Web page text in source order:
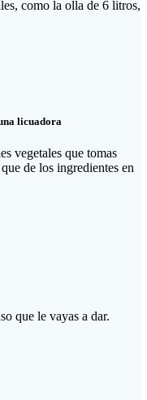
como la olla de 6 litros,
licuadora
vegetales que tomas
de los ingredientes en
que le vayas a dar.